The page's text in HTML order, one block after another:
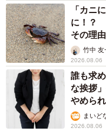
「おかえり、お母さん」が
「カニ
に！？
その理
竹中 友
2026.08.06
誰も求
な挨拶
やめら
まいど
2026.08.06